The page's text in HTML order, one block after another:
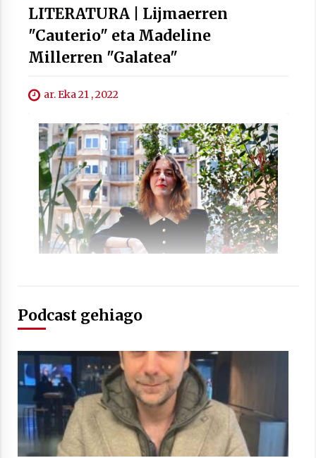
Berria egunkarian elkarrizketa
2021/07/06
Hala Bedi irratiko Hizpidea saioan
Arrosaren 20 urteez
2021/07/03
Arrosaren laburpen bideoa Hamaika
Telebistaren eskutik
2021/06/30
LITERATURA | Lijmaerren
"Cauterio" eta Madeline
Millerren "Galatea"
ar. Eka 21 , 2022
Podcast gehiago